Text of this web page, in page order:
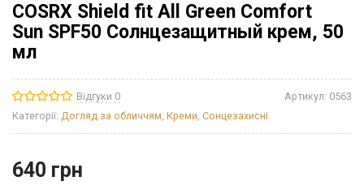
COSRX Shield fit All Green Comfort
Sun SPF50 Cолнцезащитный крем, 50
мл
Відгуки 0 Артикул: 0563
Категорії: Догляд за обличчям, Креми, Сонцезахисні
640 грн